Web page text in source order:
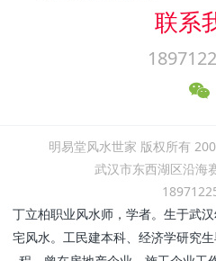
联系
明易堂风水世家 版权所有
武汉市东西湖区沿海
丁立柏职业风水师，学者。生于武
宅风水。工民建本科、经济学研究